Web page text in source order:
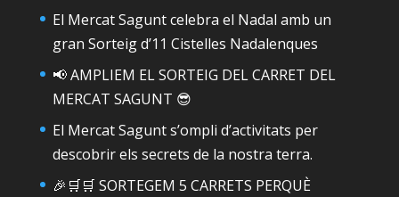
El Mercat Sagunt celebra el Nadal amb un
gran Sorteig d’11 Cistelles Nadalenques
📢 AMPLIEM EL SORTEIG DEL CARRET DEL
MERCAT SAGUNT 😎
El Mercat Sagunt s’ompli d’activitats per
descobrir els secrets de la nostra terra.
🎉🛒🛒 SORTEGEM 5 CARRETS PERQUÈ